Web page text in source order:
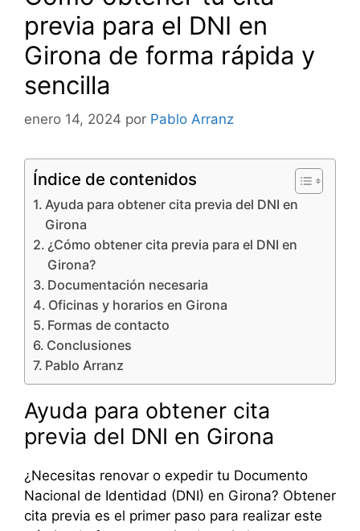
previa para el DNI en
Girona de forma rápida y
sencilla
enero 14, 2024 por Pablo Arranz
Índice de contenidos
Ayuda para obtener cita previa del DNI en
Girona
¿Cómo obtener cita previa para el DNI en
Girona?
Documentación necesaria
Oficinas y horarios en Girona
Formas de contacto
Conclusiones
Pablo Arranz
Ayuda para obtener cita
previa del DNI en Girona
¿Necesitas renovar o expedir tu Documento
Nacional de Identidad (DNI) en Girona? Obtener
cita previa es el primer paso para realizar este